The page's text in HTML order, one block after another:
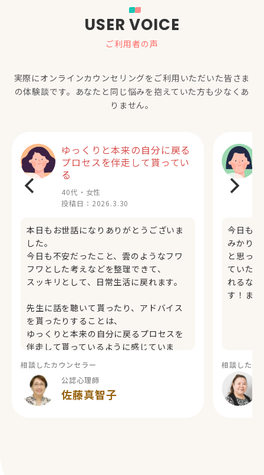
USER VOICE
ご利用者の声
実際にオンラインカウンセリングをご利用いただいた皆さま
の体験談です。あなたと同じ悩みを抱えていた方も少なくあ
りません。
ゆっくりと本来の自分に戻る
プロセスを伴走して貰ってい
る
40代・女性
投稿日： 2026.3.30
本日もお世話になりありがとうございま
した。
今日も不安だったこと、雲のようなフワ
フワとした考えなどを整理できて、
スッキリとして、日常生活に戻れます。
先生に話を聴いて貰ったり、アドバイス
を貰ったりすることは、
ゆっくりと本来の自分に戻るプロセスを
伴走して貰っているように感じていま
す。
友人でも親類でもないプロの先生に聴い
て貰えることは、私にとって安心の場所
であり、
相談したカウンセラー
公認心理師
佐藤真智子
今日も
みかり
と思っ
ていた
れるな
す！ま
相談したカ